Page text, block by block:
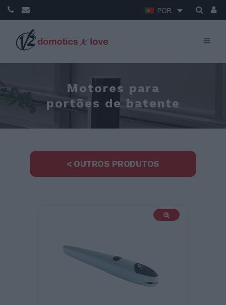
POR
Motores para
portões de batente
< OUTROS PRODUTOS